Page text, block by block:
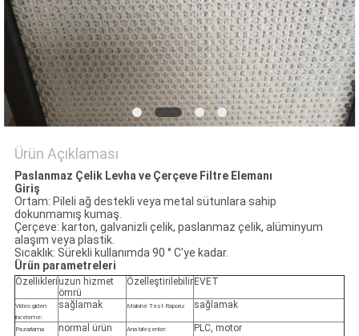
POLICY
Ürün Açıklaması
Paslanmaz Çelik Levha ve Çerçeve Filtre Elemanı
Giriş
Ortam: Pileli ağ destekli veya metal sütunlara sahip
dokunmamış kumaş.
Çerçeve: karton, galvanizli çelik, paslanmaz çelik, alüminyum
alaşım veya plastik.
Sıcaklık: Sürekli kullanımda 90 ° C'ye kadar.
Ürün parametreleri
Özellikleri uzun hizmet
ömrü
Özelleştirilebilir EVET
Video giden
inceleme:
sağlamak Makine Test Raporu: sağlamak
Pazarlama
normal ürün Ana bileşenler: PLC, motor